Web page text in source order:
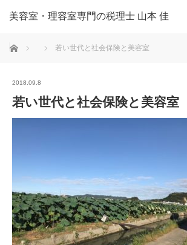
美容室・理容室専門の税理士 山本 佳
ホーム 若い世代と社会保険と美容室
2018.09.8
若い世代と社会保険と美容室